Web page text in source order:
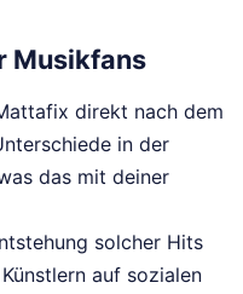
Musikfans
direkt nach dem
in der
das mit deiner
solcher Hits
auf sozialen